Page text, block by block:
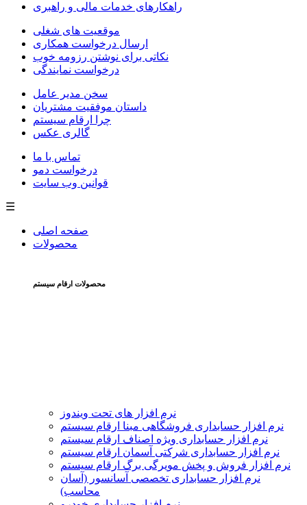
راهکارهای خدمات مالی و راهبری
موقعیت های شغلی
ارسال درخواست همکاری
نکاتی برای نوشتن رزومه خوب
درخواست نمایندگی
سخن مدیر عامل
داستان موفقیت مشتریان
چرا ارقام سیستم
گالری عکس
تماس با ما
درخواست دمو
قوانین وب سایت
☰
صفحه اصلی
محصولات
محصولات ارقام سیستم
نرم افزار های تحت ویندوز
نرم افزار حسابداری فروشگاهی مبنا ارقام سیستم
نرم افزار حسابداری ویژه اصناف ارقام سیستم
نرم افزار حسابداری شرکتی آسمان ارقام سیستم
نرم افزار فروش و پخش مویرگی برگ ارقام سیستم
نرم افزار حسابداری تخصصی آسانسور (آسان
محاسب)